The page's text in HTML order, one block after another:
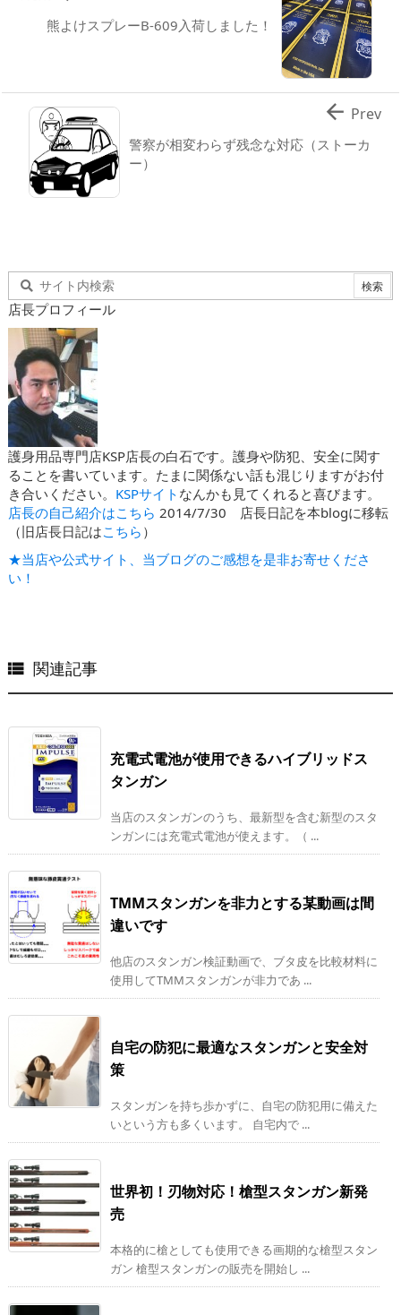
熊よけスプレーB-609入荷しました！
警察が相変わらず残念な対応（ストーカ
ー）
 Prev
店長プロフィール
護身用品専門店KSP店長の白石です。護身や防犯、安全に関す
ることを書いています。たまに関係ない話も混じりますがお付
き合いください。 KSPサイト なんかも見てくれると喜びます。
店長の自己紹介はこちら 2014/7/30 店長日記を本blogに移転
（旧店長日記はこちら ）
★当店や公式サイト、当ブログのご感想を是非お寄せくださ
い！
 関連記事
充電式電池が使用できるハイブリッドス
タンガン
当店のスタンガンのうち、最新型を含む新型のスタ
ンガンには充電式電池が使えます。（ ...
TMMスタンガンを非力とする某動画は間
違いです
他店のスタンガン検証動画で、ブタ皮を比較材料に
使用してTMMスタンガンが非力であ ...
自宅の防犯に最適なスタンガンと安全対
策
スタンガンを持ち歩かずに、自宅の防犯用に備えた
いという方も多くいます。 自宅内で ...
世界初！刃物対応！槍型スタンガン新発
売
本格的に槍としても使用できる画期的な槍型スタン
ガン 槍型スタンガンの販売を開始し ...